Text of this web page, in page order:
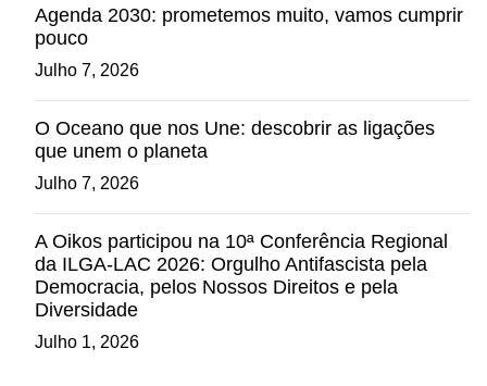
Agenda 2030: prometemos muito, vamos cumprir
pouco
Julho 7, 2026
O Oceano que nos Une: descobrir as ligações
que unem o planeta
Julho 7, 2026
A Oikos participou na 10ª Conferência Regional
da ILGA-LAC 2026: Orgulho Antifascista pela
Democracia, pelos Nossos Direitos e pela
Diversidade
Julho 1, 2026